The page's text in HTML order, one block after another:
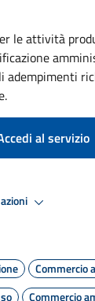
le attività
adempimenti
al servizio
Commercio
Commercio